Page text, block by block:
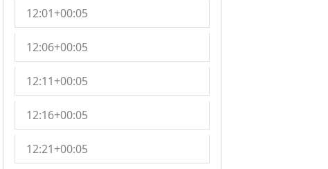
12:01+00:05
12:06+00:05
12:11+00:05
12:16+00:05
12:21+00:05